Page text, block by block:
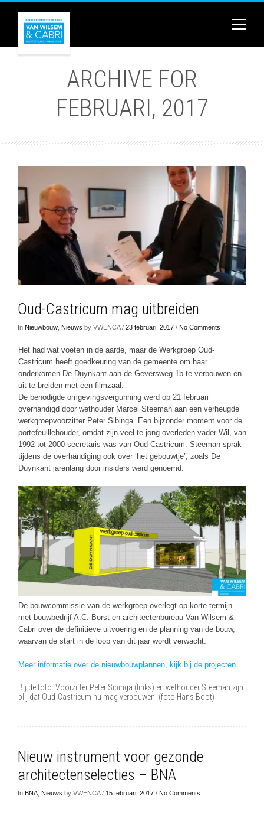
ARCHIVE FOR
FEBRUARI, 2017
Oud-Castricum mag uitbreiden
In Nieuwbouw Nieuws by VWENCA / 23 februari, 2017 / No Comments
Het had wat voeten in de aarde, maar de Werkgroep Oud-
Castricum heeft goedkeuring van de gemeente om haar
onderkomen De Duynkant aan de Geversweg 1b te verbouwen en
uit te breiden met een filmzaal.
De benodigde omgevingsvergunning werd op 21 februari
overhandigd door wethouder Marcel Steeman aan een verheugde
werkgroepvoorzitter Peter Sibinga. Een bijzonder moment voor de
portefeuillehouder, omdat zijn veel te jong overleden vader Wil, van
1992 tot 2000 secretaris was van Oud-Castricum. Steeman sprak
tijdens de overhandiging ook over ‘het gebouwtje’, zoals De
Duynkant jarenlang door insiders werd genoemd.
De bouwcommissie van de werkgroep overlegt op korte termijn
met bouwbedrijf A.C. Borst en architectenbureau Van Wilsem &
Cabri over de definitieve uitvoering en de planning van de bouw,
waarvan de start in de loop van dit jaar wordt verwacht.
Meer informatie over de nieuwbouwplannen, kijk bij de projecten.
Bij de foto: Voorzitter Peter Sibinga (links) en wethouder Steeman zijn
blij dat Oud-Castricum nu mag verbouwen. (foto Hans Boot)
Nieuw instrument voor gezonde
architectenselecties – BNA
In BNA Nieuws by VWENCA / 15 februari, 2017 / No Comments